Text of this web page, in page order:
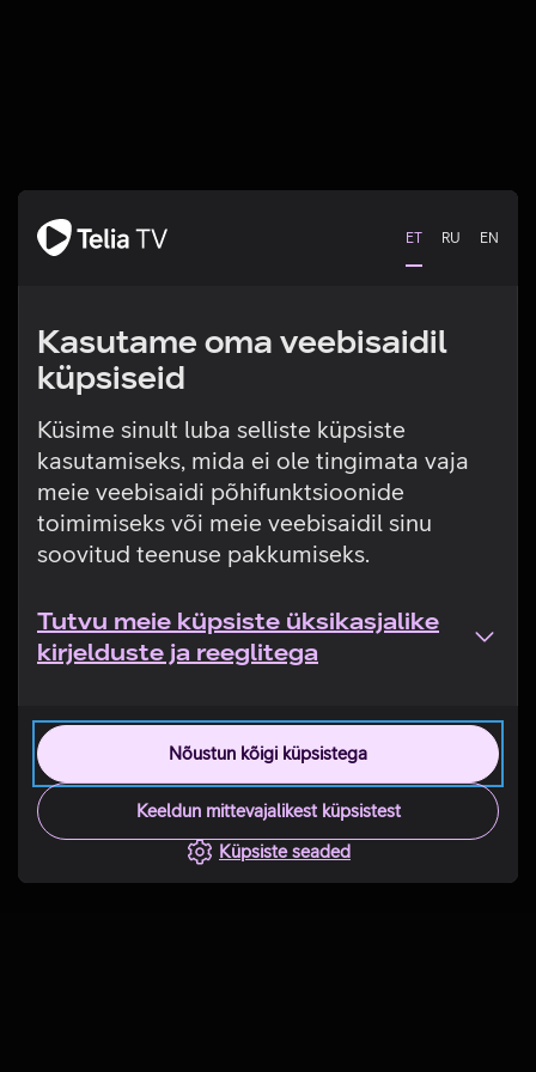
ET RU EN
Kasutame oma veebisaidil
küpsiseid
Küsime sinult luba selliste küpsiste
kasutamiseks, mida ei ole tingimata vaja
meie veebisaidi põhifunktsioonide
toimimiseks või meie veebisaidil sinu
soovitud teenuse pakkumiseks.
Tutvu meie küpsiste üksikasjalike
kirjelduste ja reeglitega
Nõustun kõigi küpsistega
Keeldun mittevajalikest küpsistest
Küpsiste seaded
Tehniline viga